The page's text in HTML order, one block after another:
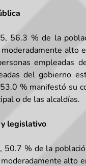
56.3 % de la
alto
empleadas
del gobierno
% manifestó su
o de las alcaldías.
legislativo
50.7 % de la
alto